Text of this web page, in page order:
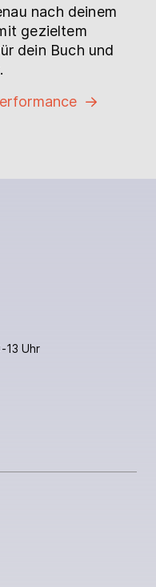
nach deinem
gezieltem
dein Buch und
13 Uhr